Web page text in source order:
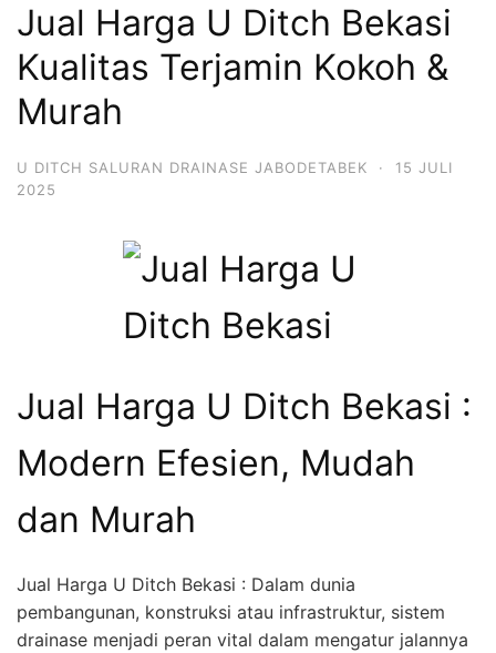
Jual Harga U Ditch Bekasi
Kualitas Terjamin Kokoh &
Murah
U DITCH SALURAN DRAINASE JABODETABEK ·
15 JULI
2025
Jual Harga U Ditch Bekasi :
Modern Efesien, Mudah
dan Murah
Jual Harga U Ditch Bekasi : Dalam dunia
pembangunan, konstruksi atau infrastruktur, sistem
drainase menjadi peran vital dalam mengatur jalannya